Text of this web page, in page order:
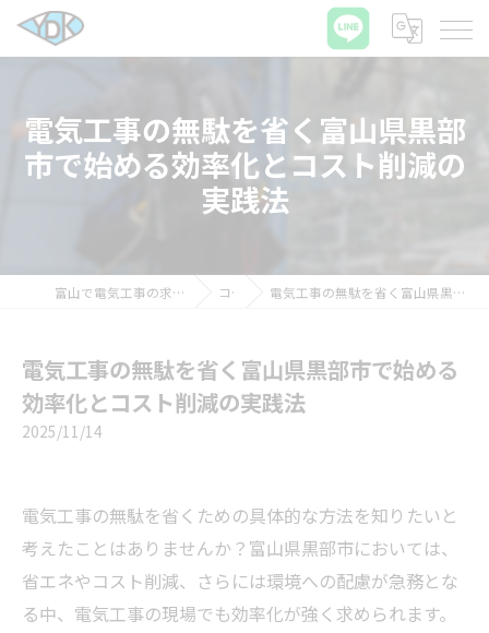
電気工事の無駄を省く富山県黒部
市で始める効率化とコスト削減の
実践法
富山で電気工事の求人ならワイディケイ株式会社 コラム 電気工事の無駄を省く富山県黒部市で始める効率化とコスト削減の実践法
電気工事の無駄を省く富山県黒部市で始める
効率化とコスト削減の実践法
2025/11/14
電気工事の無駄を省くための具体的な方法を知りたいと
考えたことはありませんか？富山県黒部市においては、
省エネやコスト削減、さらには環境への配慮が急務とな
る中、電気工事の現場でも効率化が強く求められます。